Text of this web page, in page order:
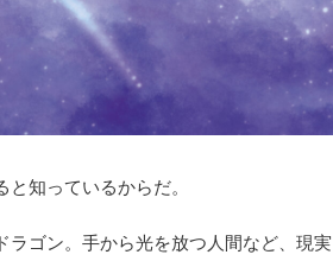
知っているからだ。
ゴン。手から光を放つ人間など、現実